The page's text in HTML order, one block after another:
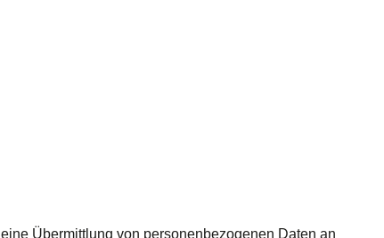
Übermittlung von personenbezogenen Daten an